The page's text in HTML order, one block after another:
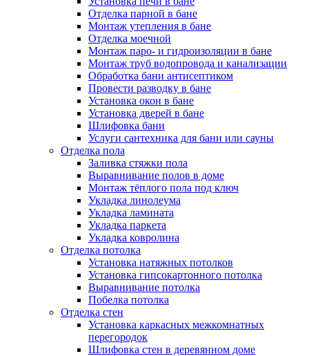
Отделка парной в бане
Монтаж утепления в бане
Отделка моечной
Монтаж паро- и гидроизоляции в бане
Монтаж труб водопровода и канализации
Обработка бани антисептиком
Провести разводку в бане
Установка окон в бане
Установка дверей в бане
Шлифовка бани
Услуги сантехника для бани или сауны
Отделка пола
Заливка стяжки пола
Выравнивание полов в доме
Монтаж тёплого пола под ключ
Укладка линолеума
Укладка ламината
Укладка паркета
Укладка ковролина
Отделка потолка
Установка натяжных потолков
Установка гипсокартонного потолка
Выравнивание потолка
Побелка потолка
Отделка стен
Установка каркасных межкомнатных
перегородок
Шлифовка стен в деревянном доме